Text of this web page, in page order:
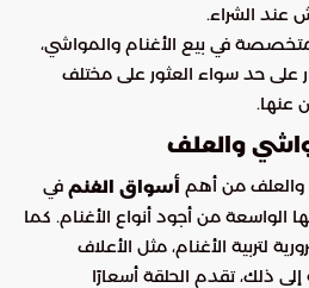
عند الشراء.
في بيع الأغنام والمواشي،
على حد سواء العثور على مختلف
عنها.
والعلف من أهم أسواق الغنم في
من أجود أنواع الأغنام. كما
لتربية الأغنام، مثل الأعلاف
ذلك، تقدم الحلقة أسعارًا